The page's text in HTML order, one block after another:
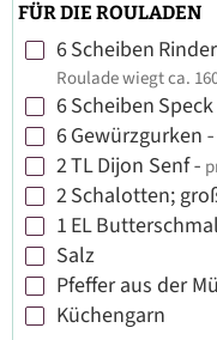
FÜR DIE ROULADEN
▢
6Scheiben
Roulade wiegt ca.
▢
6Scheiben Speck
▢
6Gewürzgurken -
▢
2TLDijon Senf-
▢
2Schalotten;
▢
1 EL
▢
Salz
▢
Pfeffer aus der
▢
Küchengarn